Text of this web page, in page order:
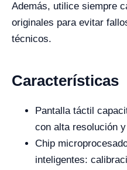
Además, utilice siempre
originales para evitar
técnicos.
Características
Pantalla táctil
con alta resolución
Chip
inteligentes: